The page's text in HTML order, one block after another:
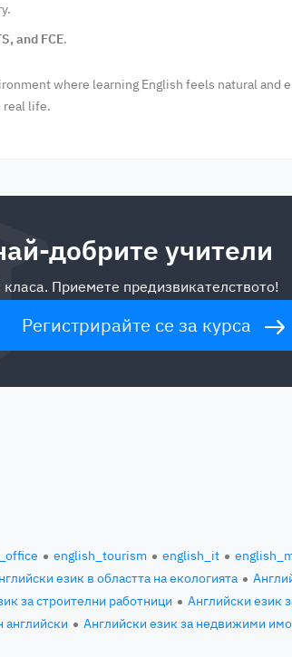
and FCE.
where learning English feels natural and
real life.
добрите учители
Приемете предизвикателството!
Регистрирайте се за курса
english_tourism english_it
език в областта на екологията
за строителни работници Английски език
английски Английски език за недвижими